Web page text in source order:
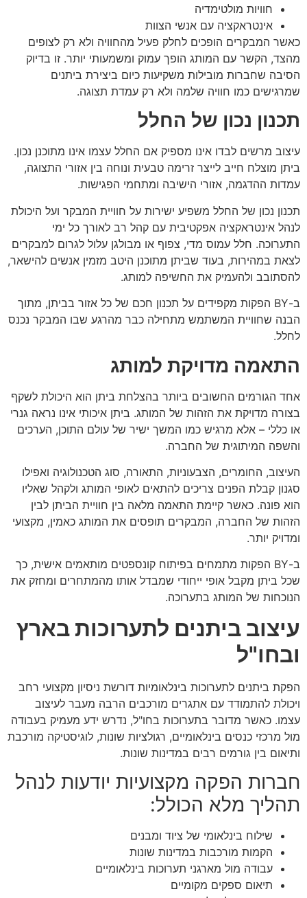
חוויות מולטימדיה
אינטראקציה עם אנשי הצוות
כאשר המבקרים הופכים לחלק פעיל מהחוויה ולא רק לצופים
מהצד, הקשר עם המותג הופך עמוק ומשמעותי יותר. זו בדיוק
הסיבה שחברות מובילות משקיעות כיום ביצירת ביתנים
שמרגישים כמו חוויה שלמה ולא רק עמדת תצוגה.
תכנון נכון של החלל
עיצוב מרשים לבדו אינו מספיק אם החלל עצמו אינו מתוכנן נכון.
ביתן מוצלח חייב לייצר זרימה טבעית ונוחה בין אזורי התצוגה,
עמדות ההדגמה, אזורי הישיבה ומתחמי הפגישות.
תכנון נכון של החלל משפיע ישירות על חוויית המבקר ועל היכולת
לנהל אינטראקציה אפקטיבית עם קהל רב לאורך כל ימי
התערוכה. חלל עמוס מדי, צפוף או מבולגן עלול לגרום למבקרים
לצאת במהירות, בעוד שביתן מתוכנן היטב מזמין אנשים להישאר,
להסתובב ולהעמיק את החשיפה למותג.
ב-BY הפקות מקפידים על תכנון חכם של כל אזור בביתן, מתוך
הבנה שחוויית המשתמש מתחילה כבר מהרגע שבו המבקר נכנס
לחלל.
התאמה מדויקת למותג
אחד הגורמים החשובים ביותר בהצלחת ביתן הוא היכולת לשקף
בצורה מדויקת את הזהות של המותג. ביתן איכותי אינו נראה גנרי
או כללי – אלא מרגיש כמו המשך ישיר של עולם התוכן, הערכים
והשפה המיתוגית של החברה.
העיצוב, החומרים, הצבעוניות, התאורה, סוג הטכנולוגיה ואפילו
סגנון קבלת הפנים צריכים להתאים לאופי המותג ולקהל שאליו
הוא פונה. כאשר קיימת התאמה מלאה בין חוויית הביתן לבין
הזהות של החברה, המבקרים תופסים את המותג כאמין, מקצועי
ומדויק יותר.
ב-BY הפקות מתמחים בפיתוח קונספטים מותאמים אישית, כך
שכל ביתן מקבל אופי ייחודי שמבדל אותו מהמתחרים ומחזק את
הנוכחות של המותג בתערוכה.
עיצוב ביתנים לתערוכות בארץ
ובחו"ל
הפקת ביתנים לתערוכות בינלאומיות דורשת ניסיון מקצועי רחב
ויכולת להתמודד עם אתגרים מורכבים הרבה מעבר לעיצוב
עצמו. כאשר מדובר בתערוכות בחו"ל, נדרש ידע מעמיק בעבודה
מול מרכזי כנסים בינלאומיים, רגולציות שונות, לוגיסטיקה מורכבת
ותיאום בין גורמים רבים במדינות שונות.
חברות הפקה מקצועיות יודעות לנהל
תהליך מלא הכולל:
שילוח בינלאומי של ציוד ומבנים
הקמות מורכבות במדינות שונות
עבודה מול מארגני תערוכות בינלאומיים
תיאום ספקים מקומיים